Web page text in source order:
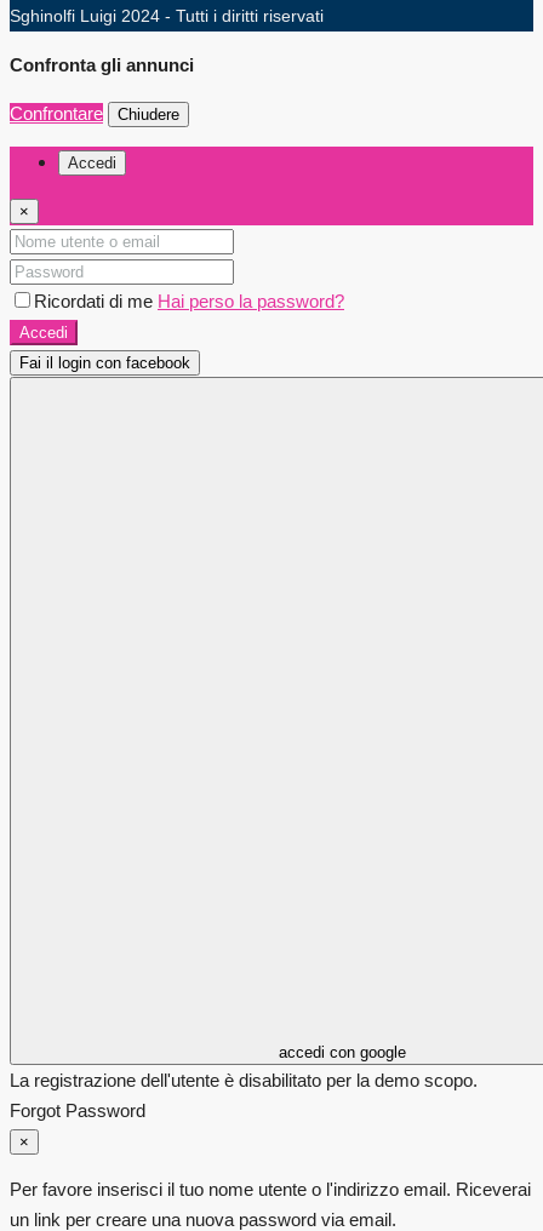
Sghinolfi Luigi 2024 - Tutti i diritti riservati
Confronta gli annunci
Confrontare Chiudere
Accedi
×
Ricordati di me Hai perso la password?
Accedi
Fai il login con facebook
accedi con google
La registrazione dell'utente è disabilitato per la demo scopo.
Forgot Password
×
Per favore inserisci il tuo nome utente o l'indirizzo email. Riceverai
un link per creare una nuova password via email.